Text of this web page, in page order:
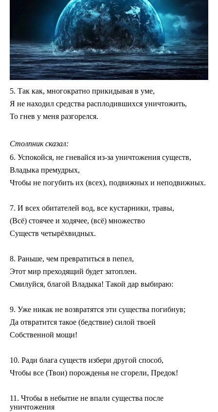
5. Так как, многократно прикидывая в уме,
Я не находил средства расплодившихся уничтожить,
То гнев у меня разгорелся.
Столпник сказал:
6. Успокойся, не гневайся из-за уничтожения существ,
Владыка премудрых,
Чтобы не погубить их (всех), подвижных и неподвижных.
7. И всех обитателей вод, все кустарники, травы,
(Всё) стоячее и ходячее, (всё) множество
Существ четырёхвидных.
8. Раньше, чем превратиться в пепел,
Этот мир преходящий будет затоплен.
Смилуйся, благой Владыка! Такой дар выбираю:
9. Уже никак не возвратятся эти существа погибнув;
Да отвратится такое (бедствие) силой твоей
Собственной мощи!
10. Ради блага существ избери другой способ,
Чтобы все (Твои) порожденья не сгорели, Предок!
11. Чтобы в небытие не впали существа после
уничтожения